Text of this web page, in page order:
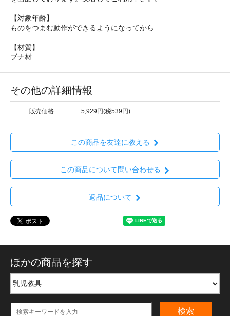
【対象年齢】
ものをつまむ動作ができるようになってから
【材質】
ブナ材
その他の詳細情報
販売価格 5,929円(税539円)
この商品を友達に教える
この商品について問い合わせる
返品について
ほかの商品を探す
検索